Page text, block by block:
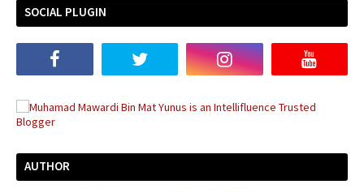
SOCIAL PLUGIN
AUTHOR